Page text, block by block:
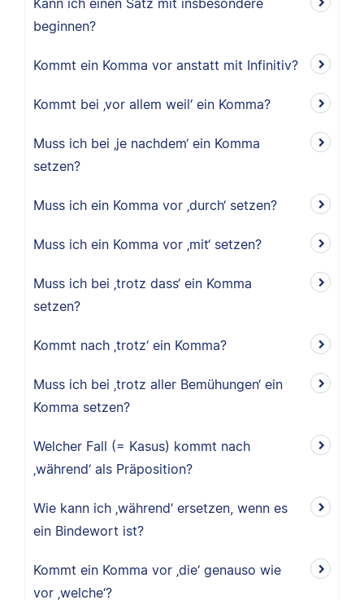
Kann ich einen Satz mit insbesondere
beginnen?
Kommt ein Komma vor anstatt mit Infinitiv?
Kommt bei ‚vor allem weil‘ ein Komma?
Muss ich bei ‚je nachdem‘ ein Komma
setzen?
Muss ich ein Komma vor ‚durch‘ setzen?
Muss ich ein Komma vor ‚mit‘ setzen?
Muss ich bei ‚trotz dass‘ ein Komma
setzen?
Kommt nach ‚trotz‘ ein Komma?
Muss ich bei ‚trotz aller Bemühungen‘ ein
Komma setzen?
Welcher Fall (= Kasus) kommt nach
‚während‘ als Präposition?
Wie kann ich ‚während‘ ersetzen, wenn es
ein Bindewort ist?
Kommt ein Komma vor ‚die‘ genauso wie
vor ‚welche‘?